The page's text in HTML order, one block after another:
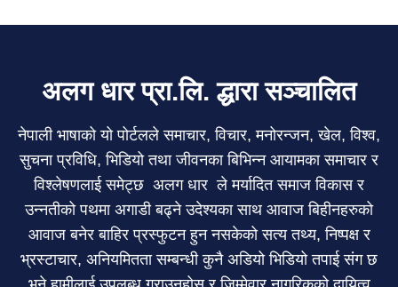
अलग धार प्रा.लि. द्धारा सञ्चालित
नेपाली भाषाको यो पोर्टलले समाचार, विचार, मनोरन्जन, खेल, विश्व,
सुचना प्रविधि, भिडियो तथा जीवनका बिभिन्न आयामका समाचार र
विश्लेषणलाई समेट्छ अलग धार ले मर्यादित समाज विकास र
उन्नतीको पथमा अगाडी बढ्ने उदेश्यका साथ आवाज बिहीनहरुको
आवाज बनेर बाहिर प्रस्फुटन हुन नसकेको सत्य तथ्य, निष्पक्ष र
भ्रस्टाचार, अनियमितता सम्बन्धी कुनै अडियो भिडियो तपाई संग छ